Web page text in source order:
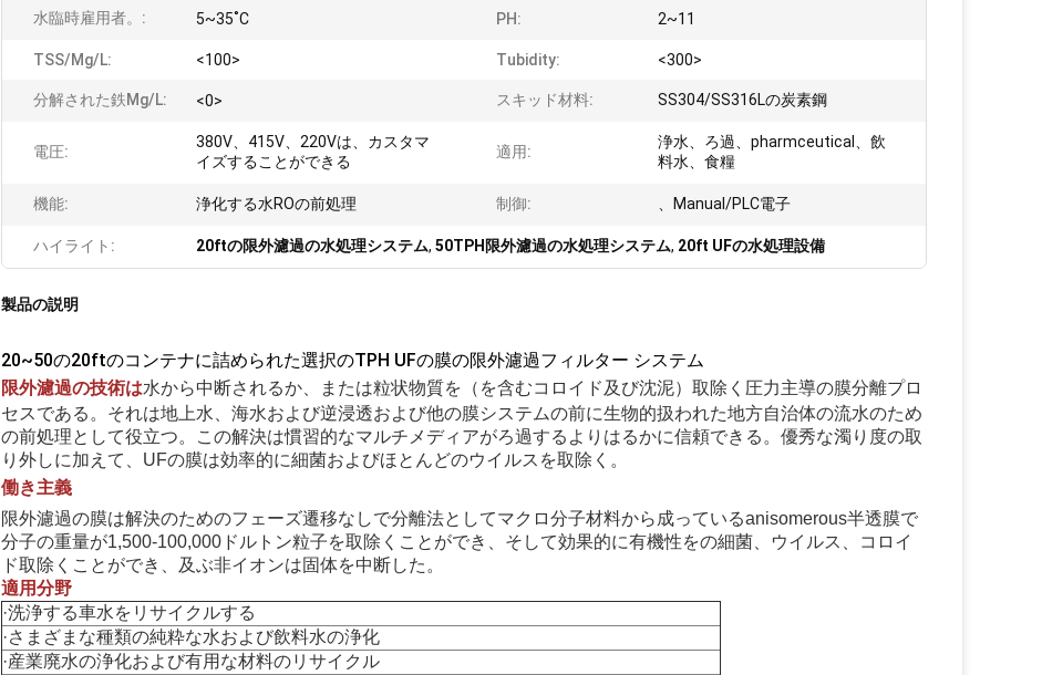
水臨時雇用者。: 5~35˚C PH: 2~11
TSS/mg/L: <100> Tubidity: <300>
分解された鉄mg/L: <0> スキッド材料: SS304/SS316Lの炭素鋼
電圧:
380V、415V、220Vは、カスタマ
イズすることができる
適用:
浄水、ろ過、pharmceutical、飲
料水、食糧
機能: 浄化する水ROの前処理 制御: 、Manual/PLC電子
ハイライト: 20ftの限外濾過の水処理システム, 50TPH限外濾過の水処理システム, 20ft UFの水処理設備
製品の説明
20~50の20ftのコンテナに詰められた選択のTPH UFの膜の限外濾過フィルター システム
限外濾過の技術は水から中断されるか、または粒状物質を（を含むコロイド及び沈泥）取除く圧力主導の膜分離プロ
セスである。それは地上水、海水および逆浸透および他の膜システムの前に生物的扱われた地方自治体の流水のため
の前処理として役立つ。この解決は慣習的なマルチメディアがろ過するよりはるかに信頼できる。優秀な濁り度の取
り外しに加えて、UFの膜は効率的に細菌およびほとんどのウイルスを取除く。
働き主義
限外濾過の膜は解決のためのフェーズ遷移なしで分離法としてマクロ分子材料から成っているanisomerous半透膜で
分子の重量が1,500-100,000ドルトン粒子を取除くことができ、そして効果的に有機性をの細菌、ウイルス、コロイ
ド取除くことができ、及ぶ非イオンは固体を中断した。
適用分野
·洗浄する車水をリサイクルする
·さまざまな種類の純粋な水および飲料水の浄化
·産業廃水の浄化および有用な材料のリサイクル